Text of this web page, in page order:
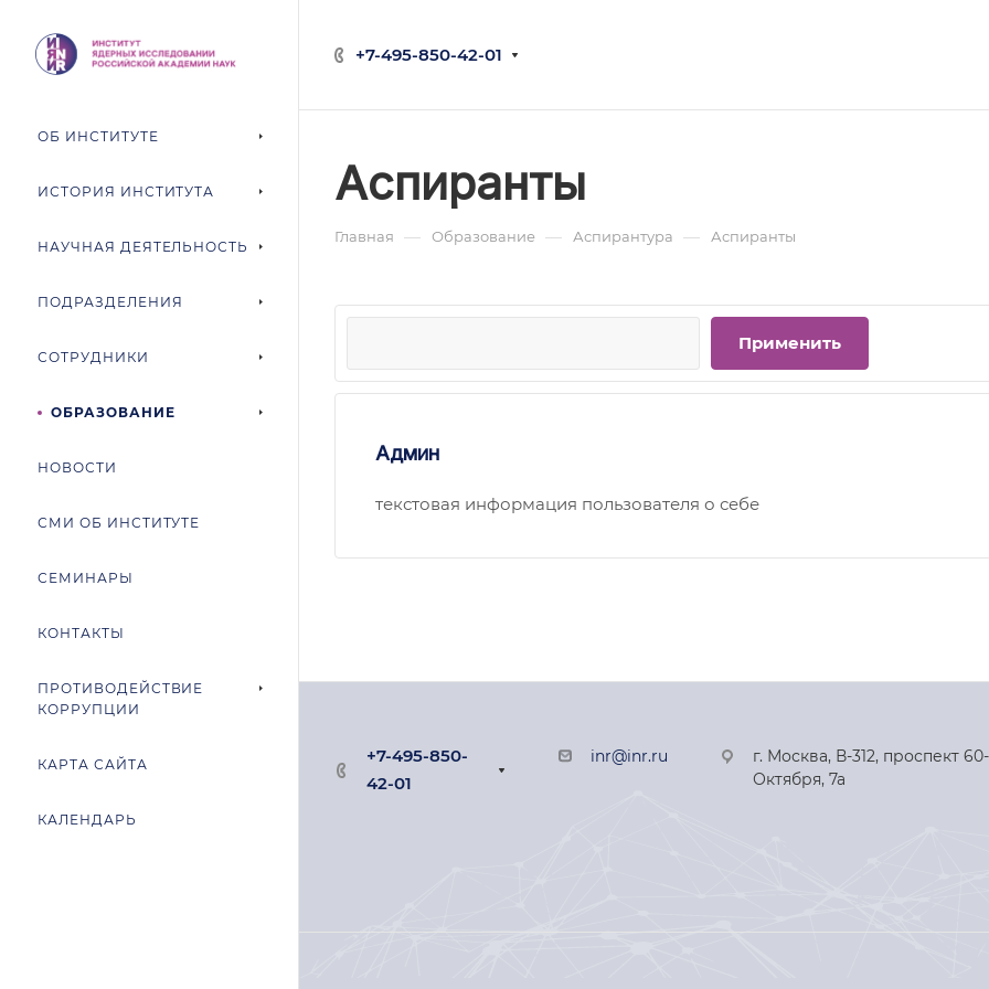
+7-495-850-42-01
ОБ ИНСТИТУТЕ
ИСТОРИЯ ИНСТИТУТА
НАУЧНАЯ ДЕЯТЕЛЬНОСТЬ
ПОДРАЗДЕЛЕНИЯ
СОТРУДНИКИ
ОБРАЗОВАНИЕ
НОВОСТИ
СМИ ОБ ИНСТИТУТЕ
СЕМИНАРЫ
КОНТАКТЫ
ПРОТИВОДЕЙСТВИЕ
КОРРУПЦИИ
КАРТА САЙТА
КАЛЕНДАРЬ
Аспиранты
Главная — Образование — Аспирантура — Аспиранты
Админ
текстовая информация пользователя о себе
+7-495-850-
42-01
inr@inr.ru
г. Москва, В-312, проспект
Октября, 7а